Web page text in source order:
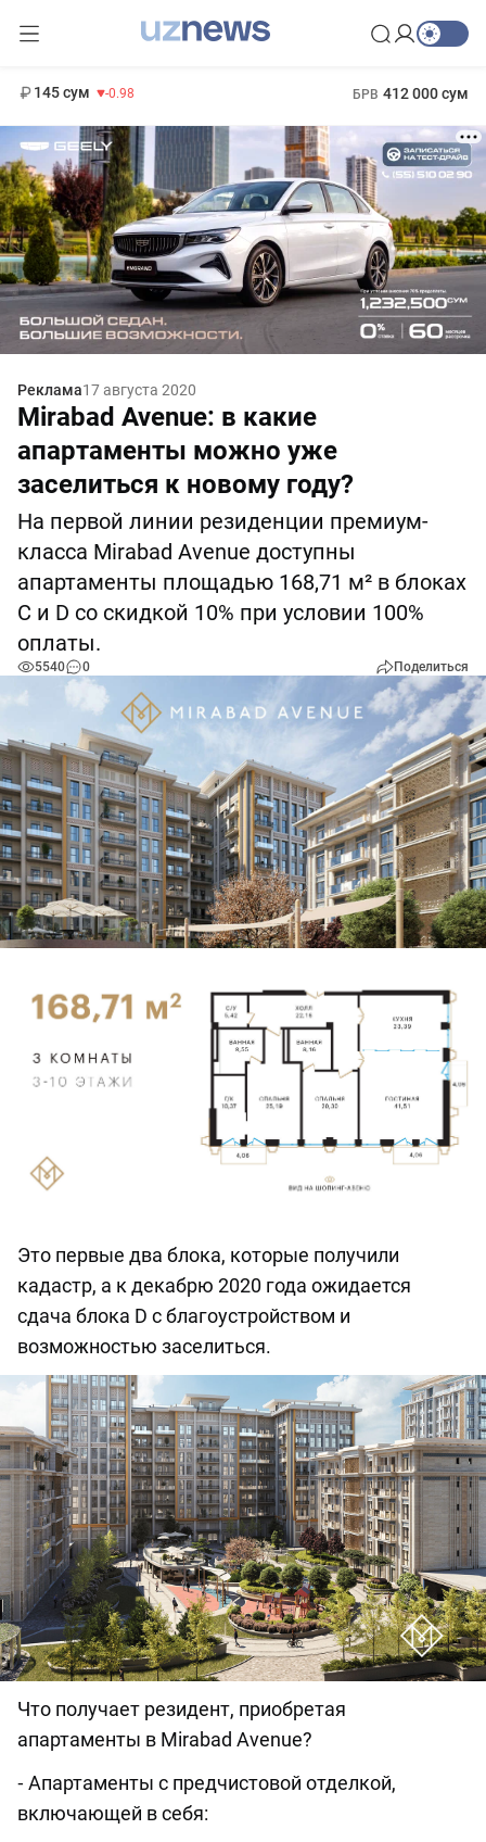
145 сум -0.98 БРВ 412 000 сум
Реклама17 августа 2020
Mirabad Avenue: в какие
апартаменты можно уже
заселиться к новому году?
На первой линии резиденции премиум-
класса Mirabad Avenue доступны
апартаменты площадью 168,71 м² в блоках
С и D со скидкой 10% при условии 100%
оплаты.
5540 0 Поделиться
Это первые два блока, которые получили
кадастр, а к декабрю 2020 года ожидается
сдача блока D с благоустройством и
возможностью заселиться.
Что получает резидент, приобретая
апартаменты в Mirabad Avenue?
⁃ Апартаменты с предчистовой отделкой,
включающей в себя: